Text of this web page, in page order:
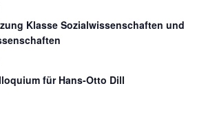
Klasse Sozialwissenschaften und
für Hans-Otto Dill